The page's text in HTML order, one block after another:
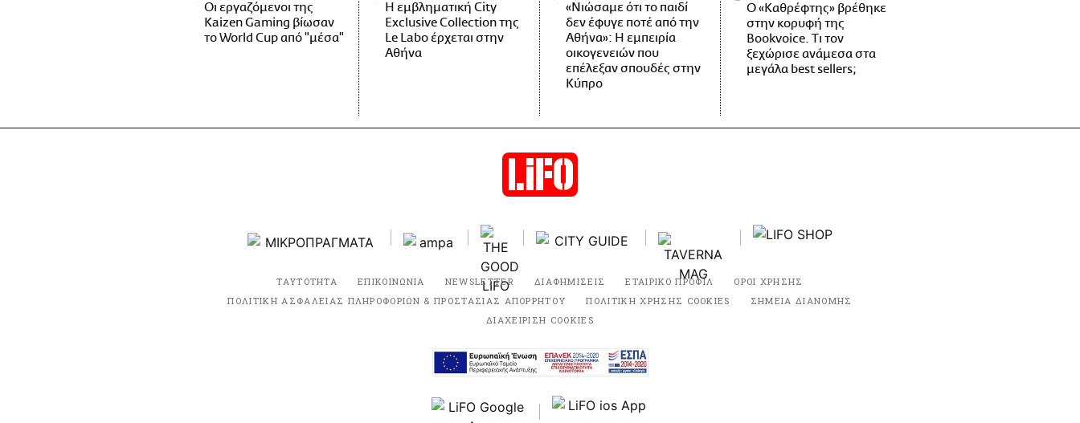
Οι εργαζόμενοι της
Kaizen Gaming βίωσαν
το World Cup από "μέσα"
Η εμβληματική City
Exclusive Collection της
Le Labo έρχεται στην
Αθήνα
«Νιώσαμε ότι το παιδί
δεν έφυγε ποτέ από την
Αθήνα»: Η εμπειρία
οικογενειών που
επέλεξαν σπουδές στην
Κύπρο
Ο «Καθρέφτης» βρέθηκε
στην κορυφή της
Bookvoice. Τι τον
ξεχώρισε ανάμεσα στα
μεγάλα best sellers;
ΤΑΥΤΟΤΗΤΑ ΕΠΙΚΟΙΝΩΝΙΑ NEWSLETTER ΔΙΑΦΗΜΙΣΕΙΣ ΕΤΑΙΡΙΚΟ ΠΡΟΦΙΛ
ΟΡΟΙ ΧΡΗΣΗΣ
ΠΟΛΙΤΙΚΗ ΑΣΦΑΛΕΙΑΣ ΠΛΗΡΟΦΟΡΙΩΝ & ΠΡΟΣΤΑΣΙΑΣ ΑΠΟΡΡΗΤΟΥ
ΠΟΛΙΤΙΚΗ ΧΡΗΣΗΣ COOKIES
ΣΗΜΕΙΑ ΔΙΑΝΟΜΗΣ
ΔΙΑΧΕΙΡΙΣΗ COOKIES